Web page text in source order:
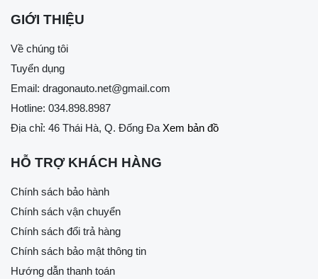
GIỚI THIỆU
Về chúng tôi
Tuyển dụng
Email: dragonauto.net@gmail.com
Hotline: 034.898.8987
Địa chỉ: 46 Thái Hà, Q. Đống Đa Xem bản đồ
HỖ TRỢ KHÁCH HÀNG
Chính sách bảo hành
Chính sách vận chuyển
Chính sách đổi trả hàng
Chính sách bảo mật thông tin
Hướng dẫn thanh toán